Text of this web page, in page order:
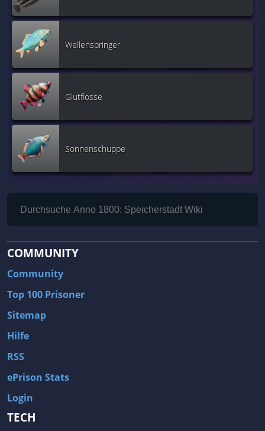
Wellenspringer
Glutflosse
Sonnenschuppe
COMMUNITY
Community
Top 100 Prisoner
Sitemap
Hilfe
RSS
ePrison Stats
Login
TECH